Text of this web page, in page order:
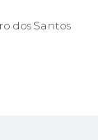
dos Santos